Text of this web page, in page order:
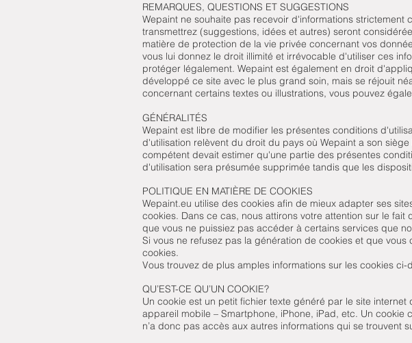
REMARQUES, QUESTIONS ET SUGGESTIONS
Wepaint ne souhaite pas recevoir d'informations strictement
transmettrez (suggestions, idées et autres) seront
matière de protection de la vie privée concernant vos
vous lui donnez le droit illimité et irrévocable d'utiliser ces
protéger légalement. Wepaint est également en droit
développé ce site avec le plus grand soin, mais se réjouit
concernant certains textes ou illustrations, vous pouvez
GÉNÉRALITÉS
Wepaint est libre de modifier les présentes conditions
d'utilisation relèvent du droit du pays où Wepaint a son
compétent devait estimer qu'une partie des présentes
d'utilisation sera présumée supprimée tandis que les
POLITIQUE EN MATIÈRE DE COOKIES
Wepaint.eu utilise des cookies afin de mieux adapter ses
cookies. Dans ce cas, nous attirons votre attention sur le
que vous ne puissiez pas accéder à certains services que
Si vous ne refusez pas la génération de cookies et que vous
cookies.
Vous trouvez de plus amples informations sur les cookies ci-
QU’EST-CE QU’UN COOKIE?
Un cookie est un petit fichier texte généré par le site
appareil mobile – Smartphone, iPhone, iPad, etc. Un
n’a donc pas accès aux autres informations qui se trouvent